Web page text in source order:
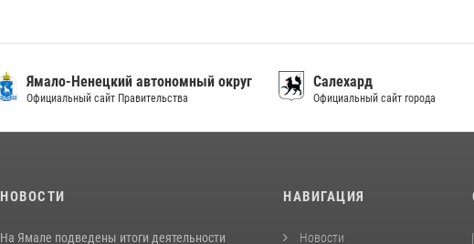
Ямало-Ненецкий автономный округ
Официальный сайт Правительства
Салехард
Официальный сайт города
НОВОСТИ
На Ямале подведены итоги деятельности
НАВИГАЦИЯ
Новости